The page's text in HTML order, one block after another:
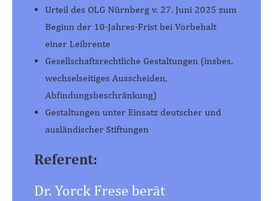
Urteil des OLG Nürnberg v. 27. Juni 2025 zum
Beginn der 10-Jahres-Frist bei Vorbehalt
einer Leibrente
Gesellschaftsrechtliche Gestaltungen (insbes.
wechselseitiges Ausscheiden,
Abfindungsbeschränkung)
Gestaltungen unter Einsatz deutscher und
ausländischer Stiftungen
Referent:
Dr. Yorck Frese berät